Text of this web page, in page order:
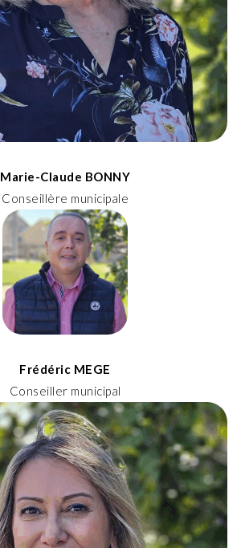
Marie-Claude BONNY
Conseillère municipale
Frédéric MEGE
Conseiller municipal